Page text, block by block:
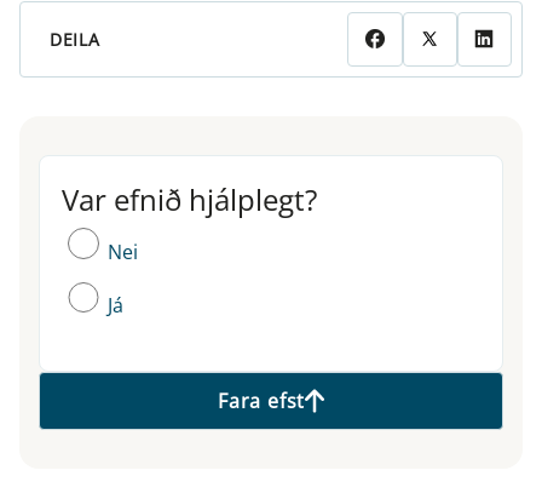
DEILA
Var efnið hjálplegt?
Var efnið hjálplegt?
Nei
Já
Fara efst